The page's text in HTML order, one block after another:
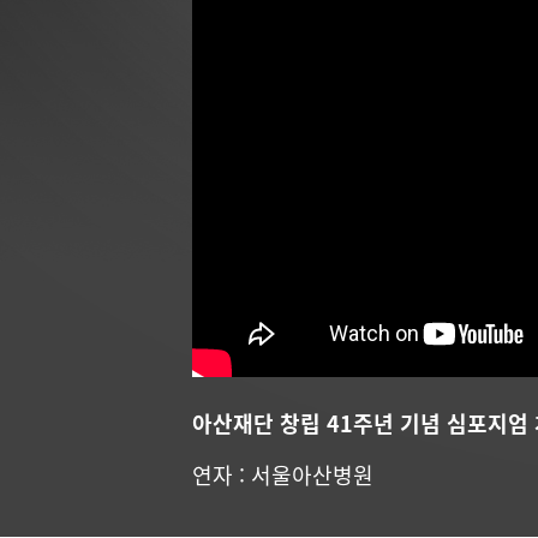
아산재단 창립 41주년 기념 심포지엄
연자 : 서울아산병원